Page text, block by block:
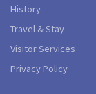
History
Travel & Stay
Visitor Services
Privacy Policy